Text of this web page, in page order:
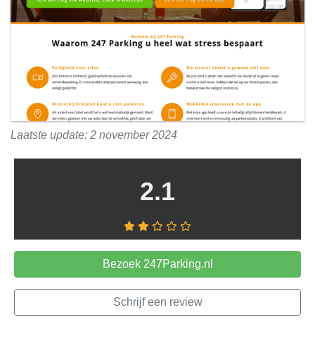
Laatste update: 2 november 2024
2.1
Bezoek 247Parking.nl
Schrijf een review